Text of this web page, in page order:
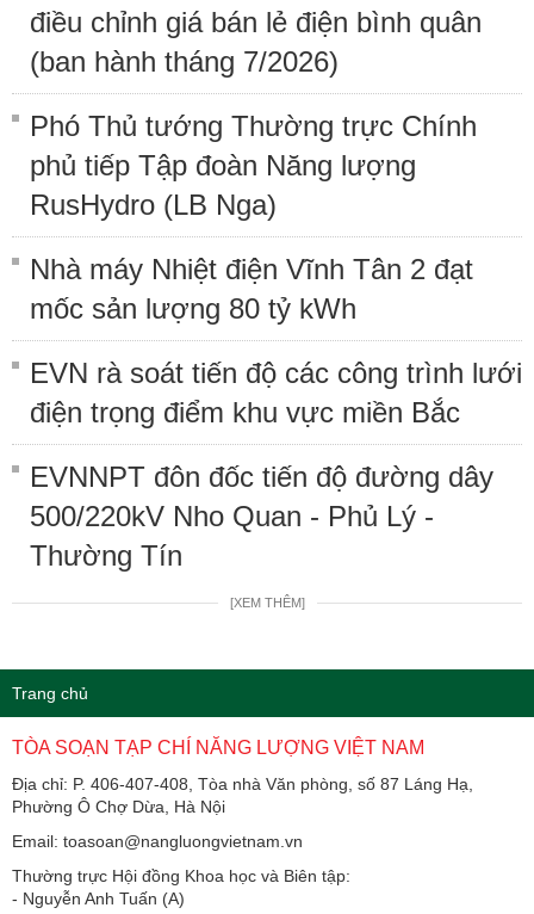
điều chỉnh giá bán lẻ điện bình quân
(ban hành tháng 7/2026)
Phó Thủ tướng Thường trực Chính
phủ tiếp Tập đoàn Năng lượng
RusHydro (LB Nga)
Nhà máy Nhiệt điện Vĩnh Tân 2 đạt
mốc sản lượng 80 tỷ kWh
EVN rà soát tiến độ các công trình lưới
điện trọng điểm khu vực miền Bắc
EVNNPT đôn đốc tiến độ đường dây
500/220kV Nho Quan - Phủ Lý -
Thường Tín
[XEM THÊM]
Trang chủ
TÒA SOẠN TẠP CHÍ NĂNG LƯỢNG VIỆT NAM
Địa chỉ: P. 406-407-408, Tòa nhà Văn phòng, số 87 Láng Hạ,
Phường Ô Chợ Dừa, Hà Nội
Email: toasoan@nangluongvietnam.vn
Thường trực Hội đồng Khoa học và Biên tập:
​​​​​​- Nguyễn Anh Tuấn (A)